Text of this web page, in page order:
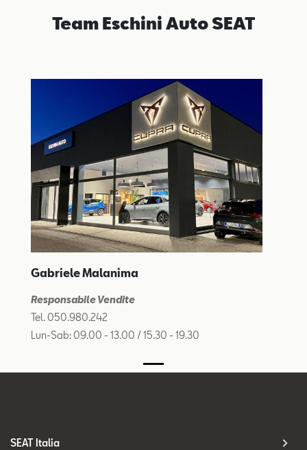
Team Eschini Auto SEAT
Gabriele Malanima
Responsabile Vendite
Tel. 050.980.242
Lun-Sab: 09.00 - 13.00 / 15.30 - 19.30
SEAT Italia